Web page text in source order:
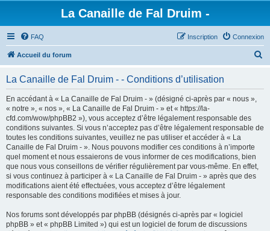
La Canaille de Fal Druim -
FAQ Connexion
Inscription
Accueil du forum
La Canaille de Fal Druim - - Conditions d’utilisation
En accédant à « La Canaille de Fal Druim - » (désigné ci-après par « nous »,
« notre », « nos », « La Canaille de Fal Druim - » et « https://la-
cfd.com/wow/phpBB2 »), vous acceptez d’être légalement responsable des
conditions suivantes. Si vous n’acceptez pas d’être légalement responsable de
toutes les conditions suivantes, veuillez ne pas utiliser et accéder à « La
Canaille de Fal Druim - ». Nous pouvons modifier ces conditions à n’importe
quel moment et nous essaierons de vous informer de ces modifications, bien
que nous vous conseillons de vérifier régulièrement par vous-même. En effet,
si vous continuez à participer à « La Canaille de Fal Druim - » après que des
modifications aient été effectuées, vous acceptez d’être légalement
responsable des conditions modifiées et mises à jour.
Nos forums sont développés par phpBB (désignés ci-après par « logiciel
phpBB » et « phpBB Limited ») qui est un logiciel de forum de discussions